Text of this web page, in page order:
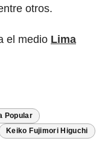
otros.
el medio Lima
Popular
Keiko Fujimori Higuchi